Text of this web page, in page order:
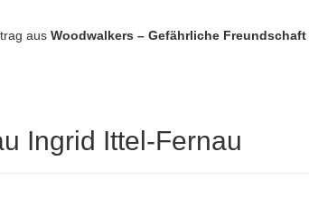
aus Woodwalkers – Gefährliche Freundschaft
Ingrid Ittel-Fernau